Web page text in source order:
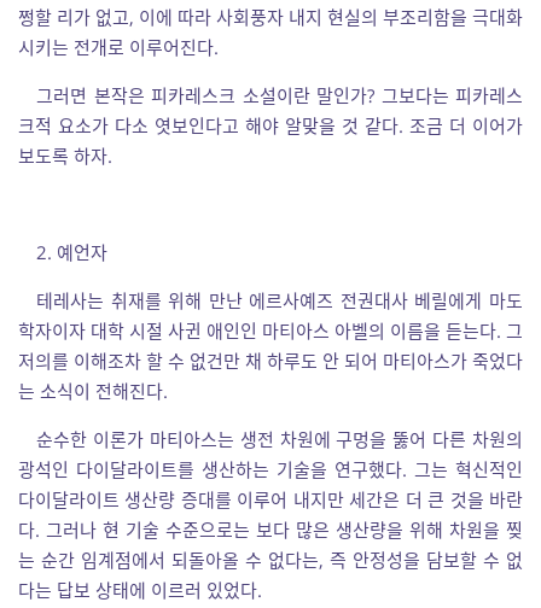
쩡할 리가 없고, 이에 따라 사회풍자 내지 현실의 부조리함을 극대화
시키는 전개로 이루어진다.
그러면 본작은 피카레스크 소설이란 말인가? 그보다는 피카레스
크적 요소가 다소 엿보인다고 해야 알맞을 것 같다. 조금 더 이어가
보도록 하자.
2. 예언자
테레사는 취재를 위해 만난 에르사예즈 전권대사 베릴에게 마도
학자이자 대학 시절 사귄 애인인 마티아스 아벨의 이름을 듣는다. 그
저의를 이해조차 할 수 없건만 채 하루도 안 되어 마티아스가 죽었다
는 소식이 전해진다.
순수한 이론가 마티아스는 생전 차원에 구멍을 뚫어 다른 차원의
광석인 다이달라이트를 생산하는 기술을 연구했다. 그는 혁신적인
다이달라이트 생산량 증대를 이루어 내지만 세간은 더 큰 것을 바란
다. 그러나 현 기술 수준으로는 보다 많은 생산량을 위해 차원을 찢
는 순간 임계점에서 되돌아올 수 없다는, 즉 안정성을 담보할 수 없
다는 답보 상태에 이르러 있었다.